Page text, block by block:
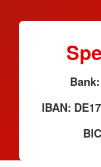
IBAN: